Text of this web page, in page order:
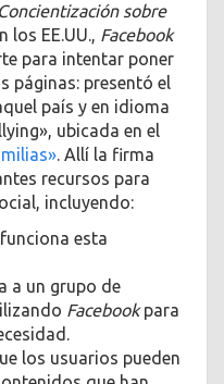
sobre
los EE.UU., Facebook
para intentar poner
páginas: presentó el
país y en idioma
ubicada en el
. Allí la firma
recursos para
incluyendo:
esta
a un grupo de
Facebookpara
los usuarios pueden